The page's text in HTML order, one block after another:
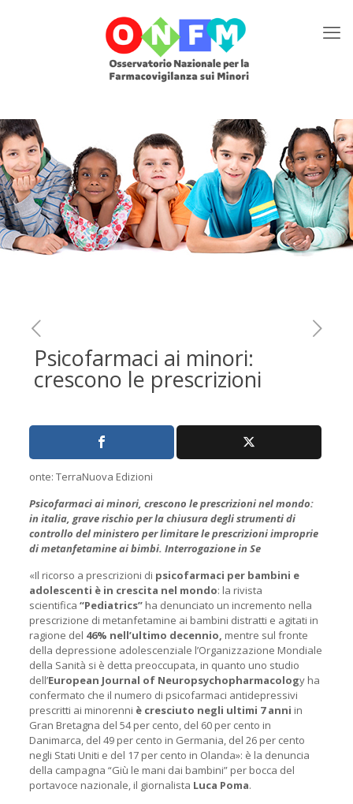
Psicofarmaci ai minori:
crescono le prescrizioni
onte: TerraNuova Edizioni
Psicofarmaci ai minori, crescono le prescrizioni nel mondo:
in italia, grave rischio per la chiusura degli strumenti di
controllo del ministero per limitare le prescrizioni improprie
di metanfetamine ai bimbi. Interrogazione in Se
«Il ricorso a prescrizioni di psicofarmaci per bambini e
adolescenti è in crescita nel mondo: la rivista
scientifica “Pediatrics”ha denunciato un incremento nella
prescrizione di metanfetamine ai bambini distratti e agitati in
ragione del 46% nell’ultimo decennio, mentre sul fronte
della depressione adolescenziale l’Organizzazione Mondiale
della Sanità si è detta preoccupata, in quanto uno studio
dell’European Journal of Neuropsychopharmacology ha
confermato che il numero di psicofarmaci antidepressivi
prescritti ai minorenni è cresciuto negli ultimi 7 anni in
Gran Bretagna del 54 per cento, del 60 per cento in
Danimarca, del 49 per cento in Germania, del 26 per cento
negli Stati Uniti e del 17 per cento in Olanda»: è la denuncia
della campagna “Giù le mani dai bambini” per bocca del
portavoce nazionale, il giornalista Luca Poma.